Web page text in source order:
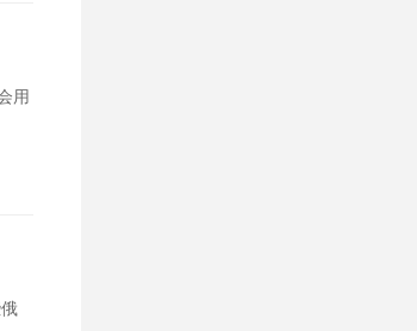
用